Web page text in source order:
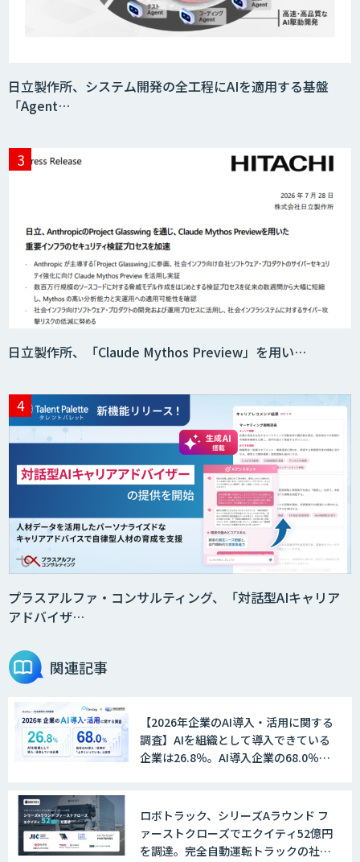
日立製作所、システム開発の全工程にAIを適用する基盤
「Agent…
日立製作所、「Claude Mythos Preview」を用い…
プラスアルファ・コンサルティング、「対話型AIキャリア
アドバイザ…
関連記事
【2026年企業のAI導入・活用に関する
調査】AIを組織として導入できている
企業は26.8％。AI導入企業の68.0％
ロボトラック、シリーズAラウンド フ
ァーストクローズでエクイティ52億円
を調達。完全自動運転トラックの社会